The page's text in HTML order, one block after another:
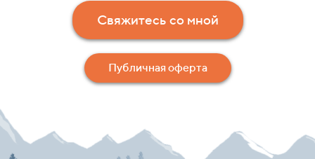
Свяжитесь со мной
Публичная оферта